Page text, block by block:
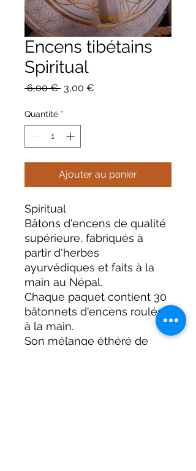
Encens tibétains
Spiritual
6,00 € Prix
3,00 €
Quantité *
Ajouter au panier
Spiritual
Bâtons d'encens de qualité
supérieure, fabriqués à
partir d'herbes
ayurvédiques et faits à la
main au Népal.
Chaque paquet contient 30
bâtonnets d'encens roulés
à la main.
Son mélange éthéré de